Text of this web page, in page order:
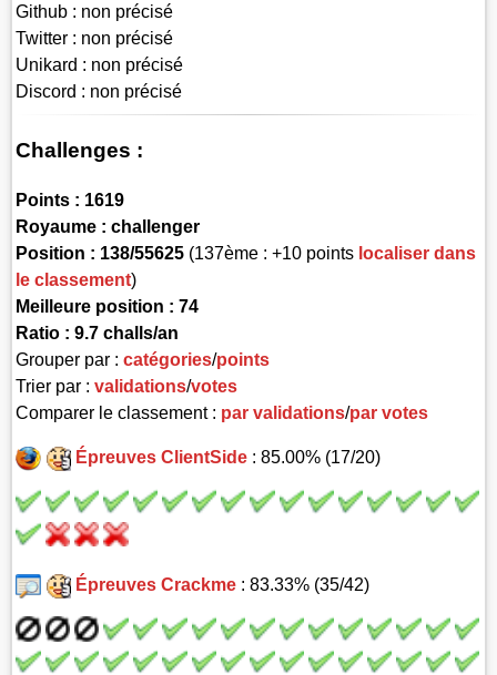
Github : non précisé
Twitter : non précisé
Unikard : non précisé
Discord : non précisé
Challenges :
Points : 1619
Royaume : challenger
Position : 138/55625 (137ème : +10 points localiser dans
le classement)
Meilleure position : 74
Ratio : 9.7 challs/an
Grouper par :catégories/points
Trier par :validations/votes
Comparer le classement : par validations/par votes
Épreuves ClientSide: 85.00% (17/20)
Épreuves Crackme: 83.33% (35/42)